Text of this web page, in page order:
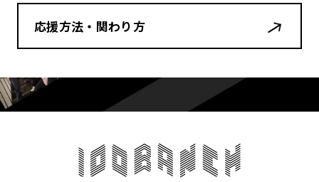
応援方法・関わり方